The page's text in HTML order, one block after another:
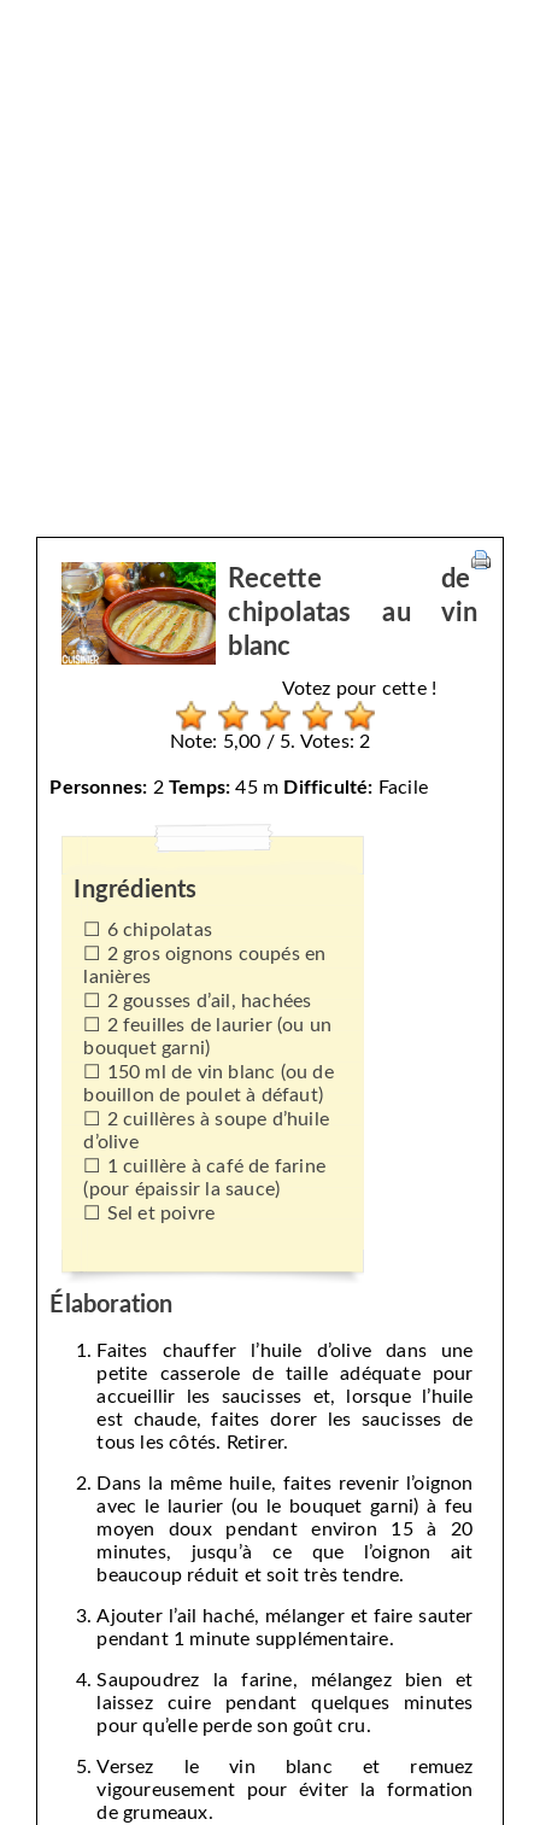
Recette de
chipolatas au vin
blanc
Votez pour cette !
Note: 5,00 / 5. Votes: 2
Personnes: 2 Temps: 45 m Difficulté: Facile
Ingrédients
6 chipolatas
2 gros oignons coupés en
lanières
2 gousses d’ail, hachées
2 feuilles de laurier (ou un
bouquet garni)
150 ml de vin blanc (ou de
bouillon de poulet à défaut)
2 cuillères à soupe d’huile
d’olive
1 cuillère à café de farine
(pour épaissir la sauce)
Sel et poivre
Élaboration
Faites chauffer l’huile d’olive dans une
petite casserole de taille adéquate pour
accueillir les saucisses et, lorsque l’huile
est chaude, faites dorer les saucisses de
tous les côtés. Retirer.
Dans la même huile, faites revenir l’oignon
avec le laurier (ou le bouquet garni) à feu
moyen doux pendant environ 15 à 20
minutes, jusqu’à ce que l’oignon ait
beaucoup réduit et soit très tendre.
Ajouter l’ail haché, mélanger et faire sauter
pendant 1 minute supplémentaire.
Saupoudrez la farine, mélangez bien et
laissez cuire pendant quelques minutes
pour qu’elle perde son goût cru.
Versez le vin blanc et remuez
vigoureusement pour éviter la formation
de grumeaux.